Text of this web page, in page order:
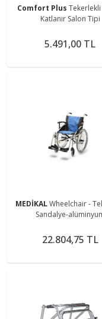
Comfort Plus
Katlanır Salon Tipi
5.491,00 TL
MEDİKALWheelchair -
Sandalye-
22.804,75 TL